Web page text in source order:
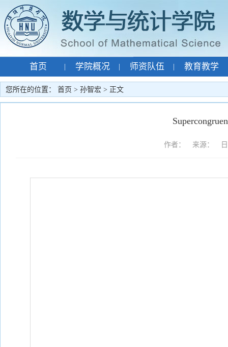
首页 学院概况 师资队伍 教育教学
专题网站 | 孙智宏 |
您所在的位置： 首页 > 孙智宏 > 正文
作者： 来源： 日